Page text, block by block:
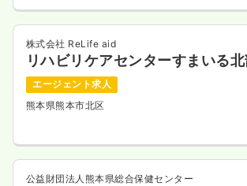
株式会社 ReLife aid
リハビリケアセンターすまいる
エージェント求人
熊本県熊本市北区
公益財団法人熊本県総合保健センター